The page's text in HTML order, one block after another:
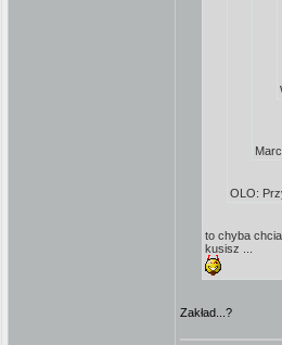
OLO:
to chyba
kusisz ...
Zakład...?